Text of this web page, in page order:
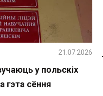
у польскіх
гэта сёння
21.07.2026